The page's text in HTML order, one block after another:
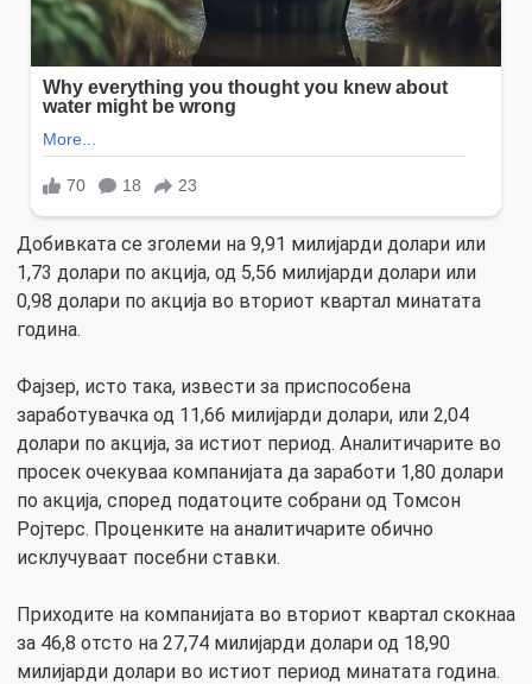
Добивката се зголеми на 9,91 милијарди долари или
1,73 долари по акција, од 5,56 милијарди долари или
0,98 долари по акција во вториот квартал минатата
година.
Фајзер, исто така, извести за приспособена
заработувачка од 11,66 милијарди долари, или 2,04
долари по акција, за истиот период. Аналитичарите во
просек очекуваа компанијата да заработи 1,80 долари
по акција, според податоците собрани од Томсон
Ројтерс. Проценките на аналитичарите обично
исклучуваат посебни ставки.
Приходите на компанијата во вториот квартал скокнаа
за 46,8 отсто на 27,74 милијарди долари од 18,90
милијарди долари во истиот период минатата година.